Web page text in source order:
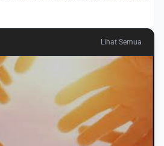
Lihat Semua